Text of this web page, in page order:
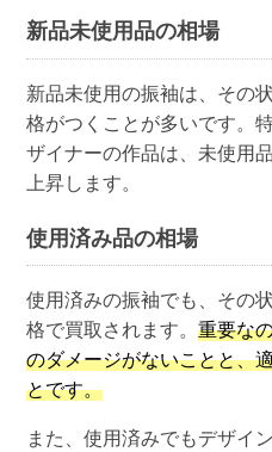
新品未使用品の相場
新品未使用の振袖は、その
格がつくことが多いです。
ザイナーの作品は、未使用
上昇します。
使用済み品の相場
使用済みの振袖でも、その
格で買取されます。重要な
のダメージがないことと、
とです。
また、使用済みでもデザイ